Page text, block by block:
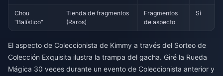
Chou
"Balístico"
Tienda de fragmentos
(Raros)
Fragmentos
de aspecto
Sí
El aspecto de Coleccionista de Kimmy a través del Sorteo de
Colección Exquisita ilustra la trampa del gacha. Giré la Rueda
Mágica 30 veces durante un evento de Coleccionista anterior y